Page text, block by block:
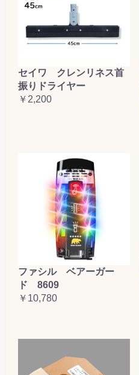
セイワ クレンリネス首
振りドライヤー
￥2,200
ファシル ベアーガー
ド 8609
￥10,780